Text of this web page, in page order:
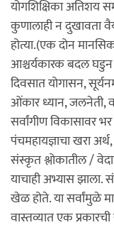
योगशिक्षिका अतिशय
कुणालाही न दुखावता
होत्या.(एक दोन
आश्चर्यकारक बदल
दिवसात योगासन,
ओंकार ध्यान, जलनेती,
सर्वांगीण विकासावर
पंचमहायज्ञाचा खरा
संस्कृत श्लोकातील /
याचाही अभ्यास झाला.
खेळ होते. या सर्वांमुळे
वास्तव्यात एक